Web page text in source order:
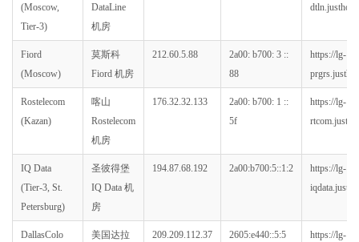
(Moscow,
Tier-3)
DataLine
机房
Fiord
(Moscow)
莫斯科
Fiord 机房
212.60.5.88
2a00: b700: 3 ::
88
https://lg-
Rostelecom
(Kazan)
喀山
Rostelecom
机房
176.32.32.133
2a00: b700: 1 ::
5f
https://lg-
IQ Data
(Tier-3, St.
Petersburg)
圣彼得堡
IQ Data 机
房
194.87.68.192 2a00:b700:5::1:2
https://lg-
DallasColo
美国达拉
209.209.112.37 2605:e440::5:5
https://lg-